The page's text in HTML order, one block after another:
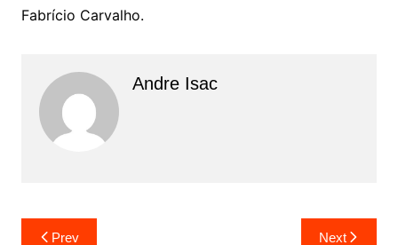
Fabrício Carvalho.
Andre Isac
Prev Next